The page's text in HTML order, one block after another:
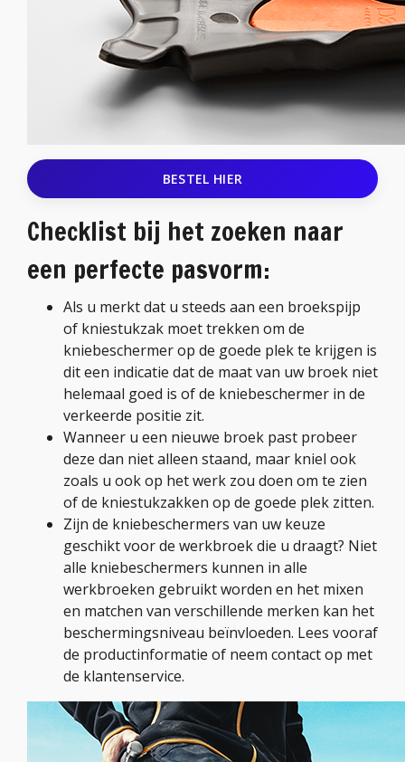
BESTEL HIER
Checklist bij het zoeken naar
een perfecte pasvorm:
Als u merkt dat u steeds aan een broekspijp
of kniestukzak moet trekken om de
kniebeschermer op de goede plek te krijgen is
dit een indicatie dat de maat van uw broek niet
helemaal goed is of de kniebeschermer in de
verkeerde positie zit.
Wanneer u een nieuwe broek past probeer
deze dan niet alleen staand, maar kniel ook
zoals u ook op het werk zou doen om te zien
of de kniestukzakken op de goede plek zitten.
Zijn de kniebeschermers van uw keuze
geschikt voor de werkbroek die u draagt? Niet
alle kniebeschermers kunnen in alle
werkbroeken gebruikt worden en het mixen
en matchen van verschillende merken kan het
beschermingsniveau beïnvloeden. Lees vooraf
de productinformatie of neem contact op met
de klantenservice.